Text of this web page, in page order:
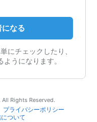
なる
にチェックしたり、
うになります。
Rights Reserved.
プライバシーポリシー
ついて